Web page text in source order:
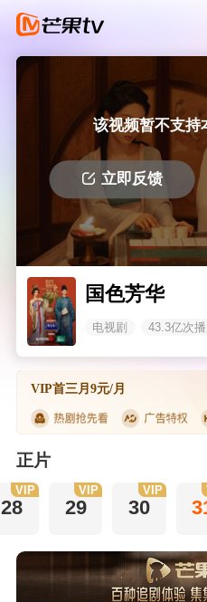
该视频暂不支持
立即反馈
国色芳华
电视剧 43.3亿次
VIP首三月9元/月
正片
28
VIP
29
VIP
30
VIP